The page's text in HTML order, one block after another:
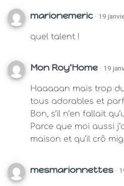
marionemeric · 19
quel talent !
Mon Roy'Home · 19
Haaaaan mais trop
tous adorables et
Bon, s’il n’en fallait
Parce que moi aussi
maison et qu’il crô
mesmarionnettes ·